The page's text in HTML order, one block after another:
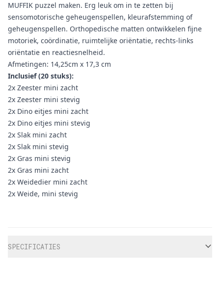
MUFFIK puzzel maken. Erg leuk om in te zetten bij
sensomotorische geheugenspellen, kleurafstemming of
geheugenspellen. Orthopedische matten ontwikkelen fijne
motoriek, coördinatie, ruimtelijke oriëntatie, rechts-links
oriëntatie en reactiesnelheid.
Afmetingen: 14,25cm x 17,3 cm
Inclusief (20 stuks):
2x Zeester mini zacht
2x Zeester mini stevig
2x Dino eitjes mini zacht
2x Dino eitjes mini stevig
2x Slak mini zacht
2x Slak mini stevig
2x Gras mini stevig
2x Gras mini zacht
2x Weidedier mini zacht
2x Weide, mini stevig
SPECIFICATIES